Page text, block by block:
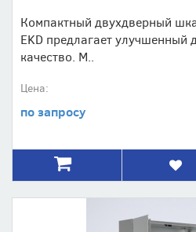
Компактный двуxдверный
EKD предлагает улучшенный
качество. М..
Цена:
по запросу